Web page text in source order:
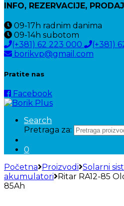
INFO, REZERVACIJE,
09-17h radnim danima
09-14h subotom
(+381) 62 223 000
(+381)
borikvp@gmail.com
Pratite nas
Facebook
Search
Pretraga za:
0
Početna Proizvodi Solarni
akumulatori Ritar RA12-85
85Ah